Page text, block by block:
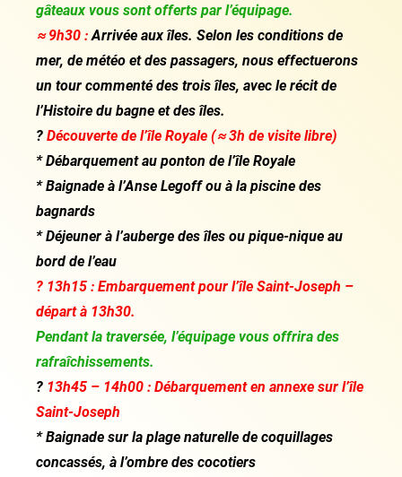
gâteaux vous sont offerts par l’équipage.
≈ 9h30 :Arrivée aux îles. Selon les conditions de
mer, de météo et des passagers, nous effectuerons
un tour commenté des trois îles, avec le récit de
l’Histoire du bagne et des îles.
? Découverte de l’île Royale (≈ 3h de visite libre)
* Débarquement au ponton de l’île Royale
* Baignade à l’Anse Legoff ou à la piscine des
bagnards
* Déjeuner à l’auberge des îles ou pique-nique au
bord de l’eau
? 13h15 : Embarquement pour l’île Saint-Joseph –
départ à 13h30.
Pendant la traversée, l’équipage vous offrira des
rafraîchissements.
?️ 13h45 – 14h00 : Débarquement en annexe sur l’île
Saint-Joseph
* Baignade sur la plage naturelle de coquillages
concassés, à l’ombre des cocotiers